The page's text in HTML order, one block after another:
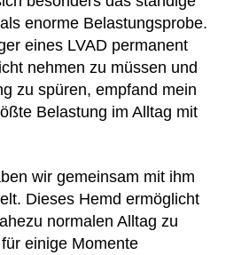
enorme Belastungsprobe.
eines LVAD permanent
nehmen zu müssen und
zu spüren, empfand mein
Belastung im Alltag mit
wir gemeinsam mit ihm
Dieses Hemd ermöglicht
normalen Alltag zu
einige Momente